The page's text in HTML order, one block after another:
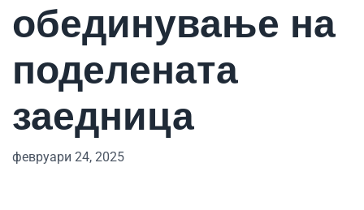
обединување на
поделената
заедница
февруари 24, 2025